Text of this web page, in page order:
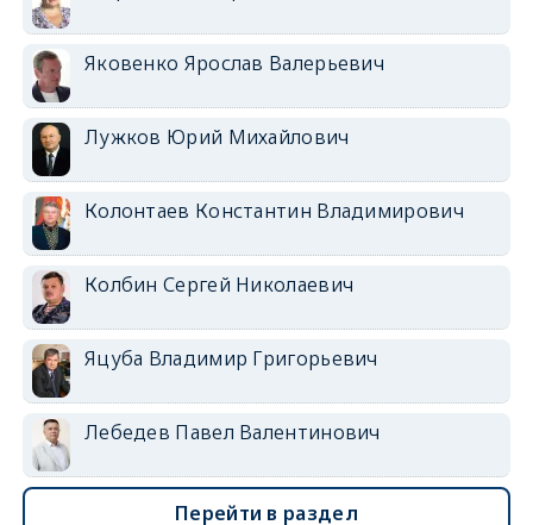
Яковенко Ярослав Валерьевич
Лужков Юрий Михайлович
Колонтаев Константин Владимирович
Колбин Сергей Николаевич
Яцуба Владимир Григорьевич
Лебедев Павел Валентинович
Перейти в раздел